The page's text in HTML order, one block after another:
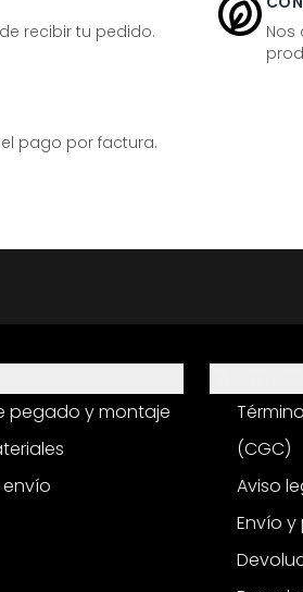
recibir tu pedido.
pago por factura.
pegado y montaje
(CGC)
Aviso
Envío